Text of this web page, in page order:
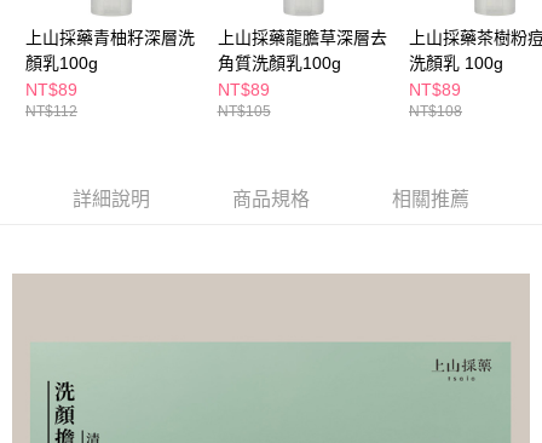
後付繳納相關費用。
※ 交易是否成功請以「AFTEE先享後付 」之結帳頁面顯示為準，若有關於
是否繳費成功／繳費後需取消欲退款等相關疑問，請聯繫「AFTEE先享後付
客戶支援中心」
https://netprotections.freshdesk.com/support/home
【注意事項】
２．關於個人資料處理事宜，請瀏覽以下網址：
「AFTEE先享後付」，若未經同意申辦者引起之損失，本公司不負相關責
５．嚴禁一人註冊多個帳號或使用他人資訊註冊。若發現惡意使用之情形，
恩沛科技股份有限公司將有權停止該用戶之使用額度並採取法律行動。
付款後萊爾富取貨
每筆NT$65，滿NT$490(含以上)免運費
7-11取貨付款
付款後7-11取貨
付款後寶雅門市自取(由倉庫統一出貨)
上山採藥青柚籽深層洗
顏乳100g
NT$89
NT$112
上山採藥龍膽草深層去
角質洗顏乳100g
NT$89
NT$105
上山採藥茶樹粉
洗顏乳 100g
NT$89
NT$108
詳細說明 商品規格 相關推薦